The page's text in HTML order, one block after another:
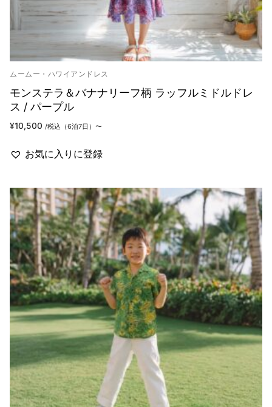
ムームー・ハワイアンドレス
モンステラ＆バナナリーフ柄 ラッフルミドルドレ
ス / パープル
¥10,500 /税込（6泊7日）〜
お気に入りに登録